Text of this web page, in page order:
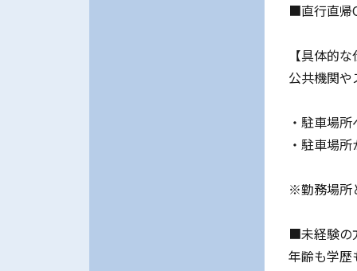
■直行直帰
【具体的
公共機関
・駐車場
・駐車場
※勤務場所
■未経験の
年齢も学歴